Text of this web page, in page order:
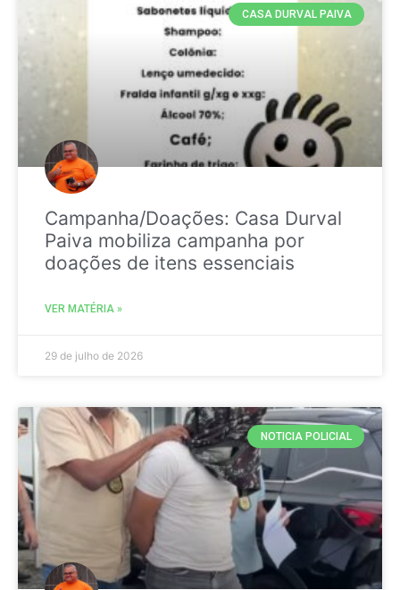
CASA DURVAL PAIVA
Campanha/Doações: Casa Durval
Paiva mobiliza campanha por
doações de itens essenciais
VER MATÉRIA »
29 de julho de 2026
NOTICIA POLICIAL